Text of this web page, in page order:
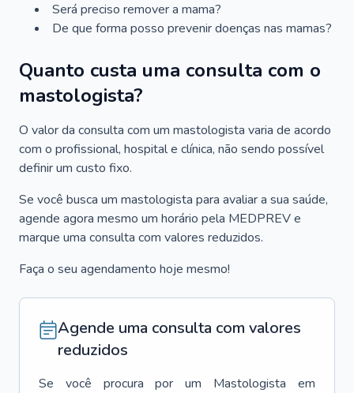
Será preciso remover a mama?
De que forma posso prevenir doenças nas mamas?
Quanto custa uma consulta com o
mastologista?
O valor da consulta com um mastologista varia de acordo
com o profissional, hospital e clínica, não sendo possível
definir um custo fixo.
Se você busca um mastologista para avaliar a sua saúde,
agende agora mesmo um horário pela MEDPREV e
marque uma consulta com valores reduzidos.
Faça o seu agendamento hoje mesmo!
Agende uma consulta com valores
reduzidos
Se você procura por um Mastologista
em